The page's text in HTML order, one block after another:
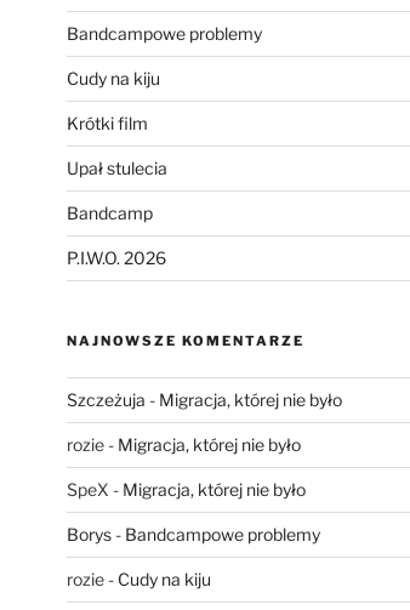
Bandcampowe problemy
Cudy na kiju
Krótki film
Upał stulecia
Bandcamp
P.I.W.O. 2026
NAJNOWSZE KOMENTARZE
Szczeżuja - Migracja, której nie było
rozie- Migracja, której nie było
SpeX - Migracja, której nie było
Borys- Bandcampowe problemy
rozie- Cudy na kiju